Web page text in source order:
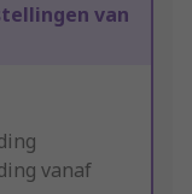
van
vanaf